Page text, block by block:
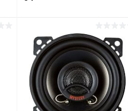
В корзину
Купить в 1 клик К сравнению
В избранное В наличии